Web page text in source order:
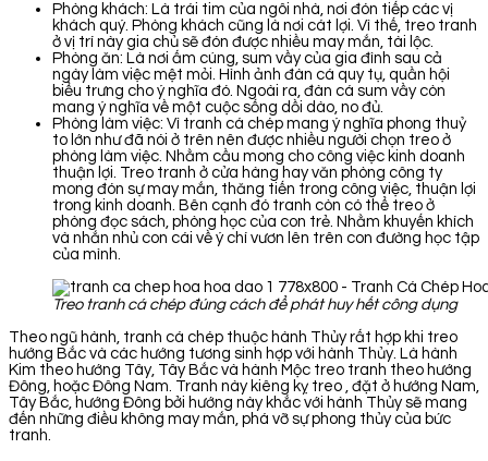
Phòng khách: Là trái tim của ngôi nhà, nơi đón tiếp các vị
khách quý. Phòng khách cũng là nơi cát lợi. Vì thế, treo tranh
ở vị trí này gia chủ sẽ đón được nhiều may mắn, tài lộc.
Phòng ăn: Là nơi ấm cúng, sum vầy của gia đình sau cả
ngày làm việc mệt mỏi. Hình ảnh đàn cá quy tụ, quần hội
biểu trưng cho ý nghĩa đó. Ngoài ra, đàn cá sum vầy còn
mang ý nghĩa về một cuộc sống dồi dào, no đủ.
Phòng làm việc: Vì tranh cá chép mang ý nghĩa phong thuỷ
to lớn như đã nói ở trên nên được nhiều người chọn treo ở
phòng làm việc. Nhằm cầu mong cho công việc kinh doanh
thuận lợi. Treo tranh ở cửa hàng hay văn phòng công ty
mong đón sự may mắn, thăng tiến trong công việc, thuận lợi
trong kinh doanh. Bên cạnh đó tranh còn có thể treo ở
phòng đọc sách, phòng học của con trẻ. Nhằm khuyến khích
và nhắn nhủ con cái về ý chí vươn lên trên con đường học tập
của mình.
Treo tranh cá chép đúng cách để phát huy hết công dụng
Theo ngũ hành, tranh cá chép thuộc hành Thủy rất hợp khi treo
hướng Bắc và các hướng tương sinh hợp với hành Thủy. Là hành
Kim theo hướng Tây, Tây Bắc và hành Mộc treo tranh theo hướng
Đông, hoặc Đông Nam. Tranh này kiêng kỵ treo , đặt ở hướng Nam,
Tây Bắc, hướng Đông bởi hướng này khắc với hành Thủy sẽ mang
đến những điều không may mắn, phá vỡ sự phong thủy của bức
tranh.